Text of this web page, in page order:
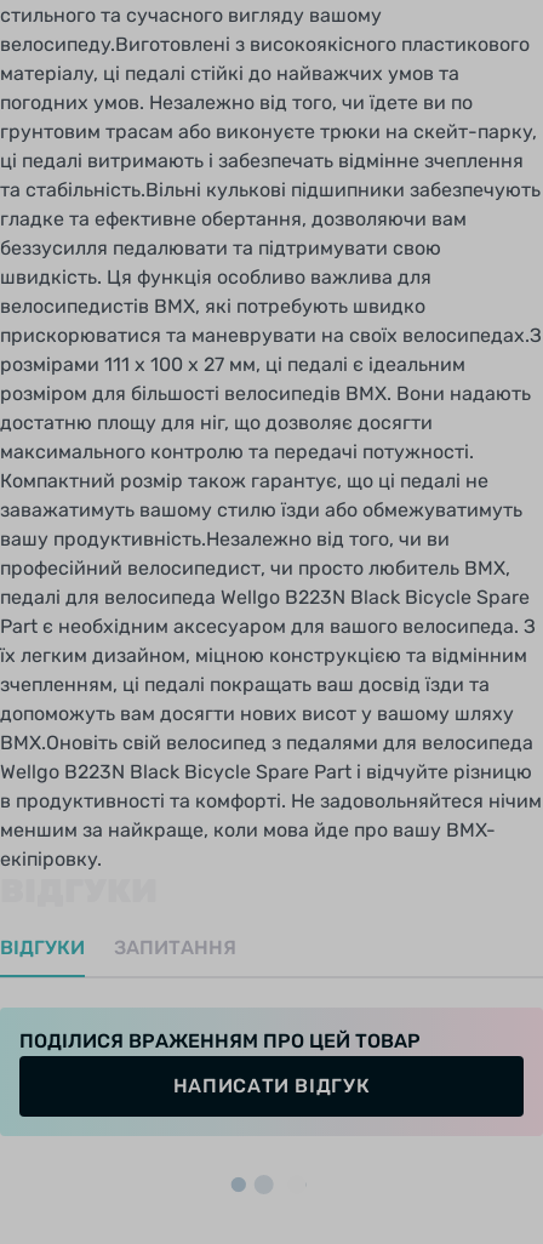
стильного та сучасного вигляду вашому
велосипеду.Виготовлені з високоякісного пластикового
матеріалу, ці педалі стійкі до найважчих умов та
погодних умов. Незалежно від того, чи їдете ви по
грунтовим трасам або виконуєте трюки на скейт-парку,
ці педалі витримають і забезпечать відмінне зчеплення
та стабільність.Вільні кулькові підшипники забезпечують
гладке та ефективне обертання, дозволяючи вам
беззусилля педалювати та підтримувати свою
швидкість. Ця функція особливо важлива для
велосипедистів BMX, які потребують швидко
прискорюватися та маневрувати на своїх велосипедах.З
розмірами 111 x 100 x 27 мм, ці педалі є ідеальним
розміром для більшості велосипедів BMX. Вони надають
достатню площу для ніг, що дозволяє досягти
максимального контролю та передачі потужності.
Компактний розмір також гарантує, що ці педалі не
заважатимуть вашому стилю їзди або обмежуватимуть
вашу продуктивність.Незалежно від того, чи ви
професійний велосипедист, чи просто любитель BMX,
педалі для велосипеда Wellgo B223N Black Bicycle Spare
Part є необхідним аксесуаром для вашого велосипеда. З
їх легким дизайном, міцною конструкцією та відмінним
зчепленням, ці педалі покращать ваш досвід їзди та
допоможуть вам досягти нових висот у вашому шляху
BMX.Оновіть свій велосипед з педалями для велосипеда
Wellgo B223N Black Bicycle Spare Part і відчуйте різницю
в продуктивності та комфорті. Не задовольняйтеся нічим
меншим за найкраще, коли мова йде про вашу BMX-
екіпіровку.
ВІДГУКИ ЗАПИТАННЯ
ПОДІЛИСЯ ВРАЖЕННЯМ ПРО ЦЕЙ ТОВАР
НАПИСАТИ ВІДГУК